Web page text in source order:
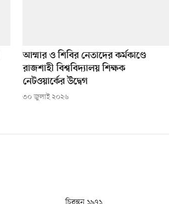
আম্মার ও শিবির নেতাদের কর্মকাণ্ডে
রাজশাহী বিশ্ববিদ্যালয় শিক্ষক
নেটওয়ার্কের উদ্বেগ
৩০ জুলাই ২০২৬